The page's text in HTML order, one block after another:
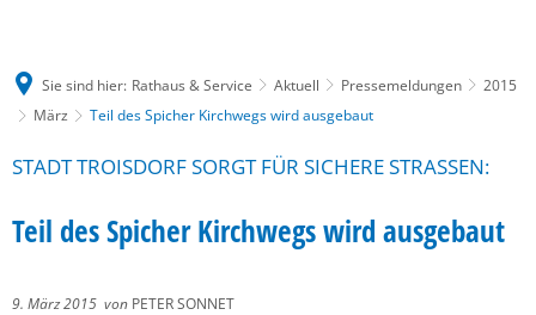
Sie sind hier: Rathaus & Service Aktuell Pressemeldungen
2015
März
Teil des Spicher Kirchwegs wird ausgebaut
STADT TROISDORF SORGT FÜR SICHERE STRASSEN:
Teil des Spicher Kirchwegs wird ausgebaut
9. März 2015 von PETER SONNET